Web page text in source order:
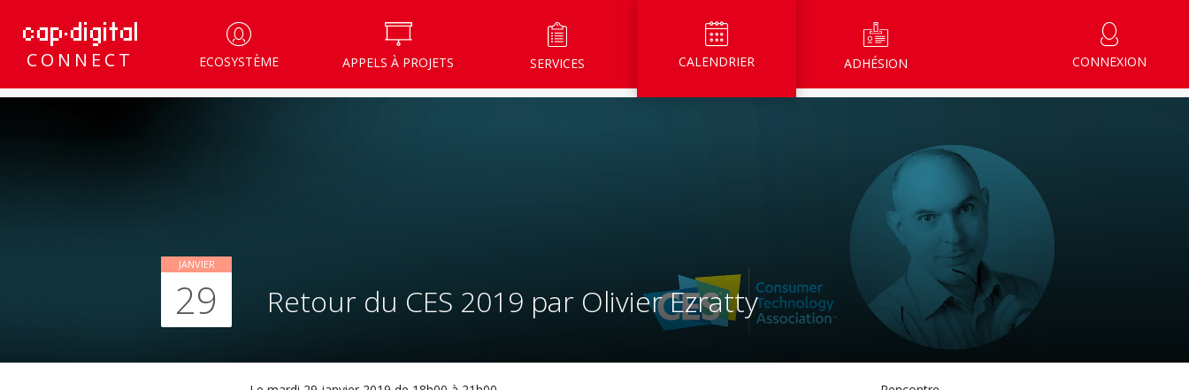
CONNECT ECOSYSTÈME APPELS À PROJETS SERVICES CALENDRIER ADHÉSION CONNEXION
JANVIER
29 Retour du CES 2019 par Olivier Ezratty